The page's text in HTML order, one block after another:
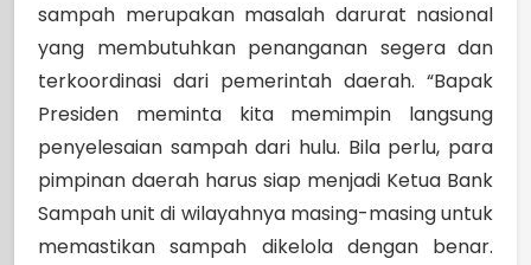
sampah merupakan masalah darurat nasional
yang membutuhkan penanganan segera dan
terkoordinasi dari pemerintah daerah. “Bapak
Presiden meminta kita memimpin langsung
penyelesaian sampah dari hulu. Bila perlu, para
pimpinan daerah harus siap menjadi Ketua Bank
Sampah unit di wilayahnya masing-masing untuk
memastikan sampah dikelola dengan benar.